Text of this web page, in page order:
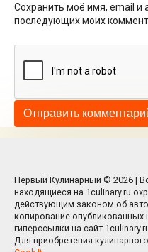
Сохранить моё имя, email и
последующих моих
Первый Кулинарный © 2026 |
находящиеся на 1culinary.ru
действующим законом об
копирование опубликованных
гиперссылки на сайт
Для приобретения